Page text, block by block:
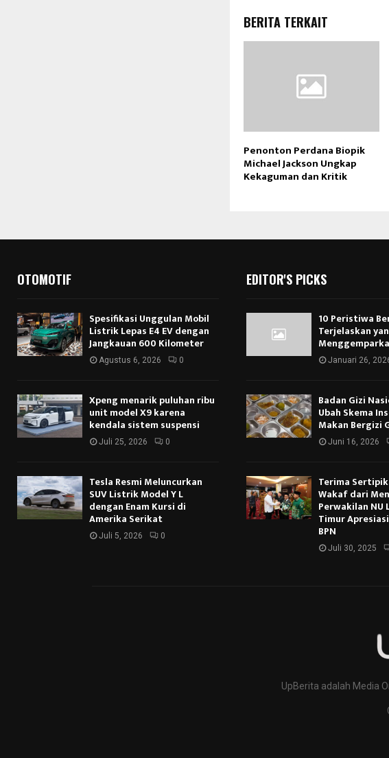
BERITA TERKAIT
Penonton Perdana Biopik
Michael Jackson Ungkap
Kekaguman dan Kritik
OTOMOTIF
Spesifikasi Unggulan Mobil
Listrik Lepas E4 EV dengan
Jangkauan 600 Kilometer
Agustus 6, 2026 0
Xpeng menarik puluhan ribu
unit model X9 karena
kendala sistem suspensi
Juli 25, 2026 0
Tesla Resmi Meluncurkan
SUV Listrik Model Y L
dengan Enam Kursi di
Amerika Serikat
Juli 5, 2026 0
EDITOR'S PICKS
10 Peristiwa
Terjelaskan
Januari 26,
Badan Gizi
Ubah Skema
Makan Bergizi
Juni 16, 2026
Terima
Wakaf dari
Perwakilan NU
Timur
BPN
Juli 30, 2025
UpBerita adalah Media